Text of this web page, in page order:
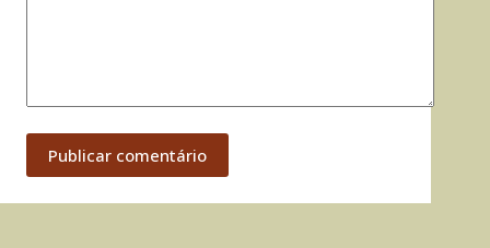
Publicar comentário